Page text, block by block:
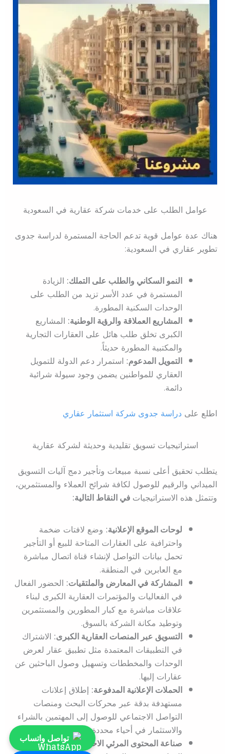
عوامل الطلب على خدمات شركة عقارية في السعودية
هناك عدة عوامل قوية تدعم الحاجة المستمرة لدراسة جدوى
تطوير عقاري في السعودية:
النمو السكاني والطلب على التملك:الزيادة
المستمرة في عدد الأسر تزيد من الطلب على
الوحدات السكنية المطورة.
المشاريع العملاقة والرؤية الوطنية:المشاريع
الكبرى تخلق طلب هائل على العقارات التجارية
والمكتبية المطورة حديثاً.
التمويل المدعوم:استمرار دعم الدولة للتمويل
العقاري للمواطنين يضمن وجود سيولة شرائية
دائمة.
اطلع على دراسة جدوى شركة استثمار عقاري
استراتيجيات تسويق تقليدية وحديثة لشركة عقارية
يتطلب تحقيق أعلى نسبة مبيعات وتأجير دمج آليات التسويق
الميداني والرقيم للوصول لكافة شرائح العملاء والمستثمرين،
وتتمثل هذه الاستراتيجياتفي النقاط التالية:
لوحات الموقع الإعلانية:وضع لافتات ضخمة
واحترافية على العقارات المتاحة للبيع أو التأجير
تحمل بيانات التواصل لإنشاء قناة اتصال مباشرة
مع العابرين في المنطقة.
المشاركة في المعارض والملتقيات:الحضور الفعال
في الفعاليات والمؤتمرات العقارية الكبرى لبناء
علاقات مباشرة مع كبار المطورين والمستثمرين
وتوطيد مكانة الشركة بالسوق.
التسويق عبر المنصات العقارية الكبرى:الاشتراك
في التطبيقات المعتمدة مثل تطبيق عقار لعرض
الوحدات والمخططات وتسهيل وصول الباحثين عن
عقارات إليها.
الحملات الإعلانية المدفوعة:إطلاق إعلانات
مستهدفة بدقة عبر محركات البحث ومنصات
التواصل الاجتماعي للوصول إلى المهتمين بالشراء
والاستثمار في أحياء محددة.
صناعة المحتوى المرئي الاحترافي:تصوير الوحدات
تواصل واتساب